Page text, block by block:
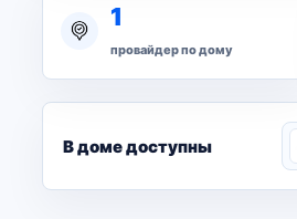
1
провайдер по дому
В доме доступны